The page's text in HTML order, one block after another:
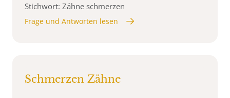
Stichwort: Zähne schmerzen
Frage und Antworten lesen
Schmerzen Zähne